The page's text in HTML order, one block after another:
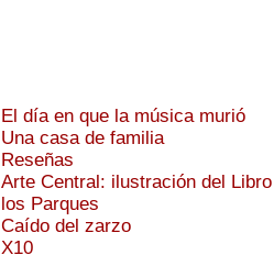
El día en que la música murió
Una casa de familia
Reseñas
Arte Central: ilustración del
los Parques
Caído del zarzo
X10